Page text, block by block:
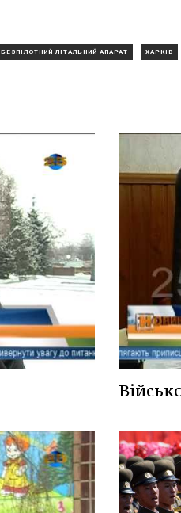
БЕЗПІЛОТНИЙ ЛІТАЛЬНИЙ АПАРАТ ХАРКІВ